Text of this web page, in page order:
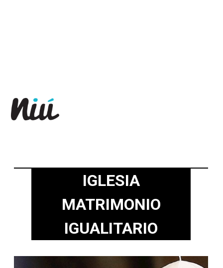
IGLESIA
MATRIMONIO
IGUALITARIO